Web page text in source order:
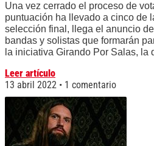
Una vez cerrado el proceso de
puntuación ha llevado a cinco de
selección final, llega el anuncio
bandas y solistas que formarán
la iniciativa Girando Por Salas, la
Leer artículo
13 abril 2022
1 comentario